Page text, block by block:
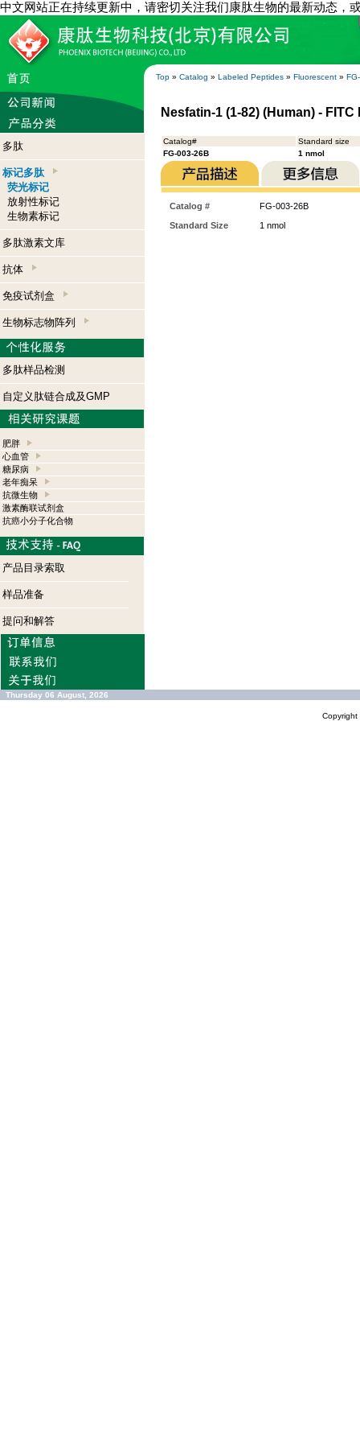
中文网站正在持续更新中，请密切关注我们康肽生物的最新动态，
Top » Catalog » Labeled Peptides » Fluorescent »
多肽
标记多肽
荧光标记
放射性标记
生物素标记
多肽激素文库
抗体
免疫试剂盒
生物标志物阵列
多肽样品检测
自定义肽链合成及GMP
肥胖
心血管
糖尿病
老年痴呆
抗微生物
激素酶联试剂盒
抗癌小分子化合物
产品目录索取
样品准备
提问和解答
Nesfatin-1 (1-82) (Human) - FITC
Catalog#
Standard size
FG-003-26B
1 nmol
Catalog #
FG-003-26B
Standard Size
1 nmol
Thursday 06 August, 2026